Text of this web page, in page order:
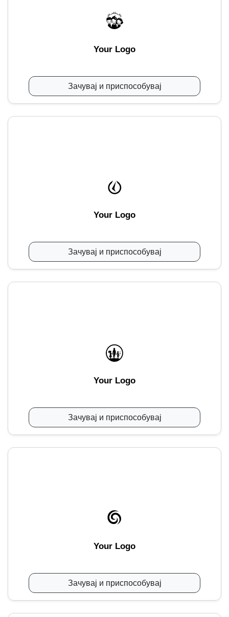
Your Logo
Зачувај и приспособувај
Your Logo
Зачувај и приспособувај
Your Logo
Зачувај и приспособувај
Your Logo
Зачувај и приспособувај